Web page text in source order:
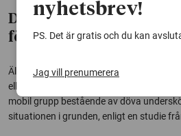
Döva undersköterskor
för äldre döva
Äldre döva människor blir ibland
eller skriva lappar i kommunikationen
mobil grupp bestående av döva
situationen i grunden, enligt en studie
nyhetsbrev!
PS. Det är gratis och du kan
Jag vill prenumerera